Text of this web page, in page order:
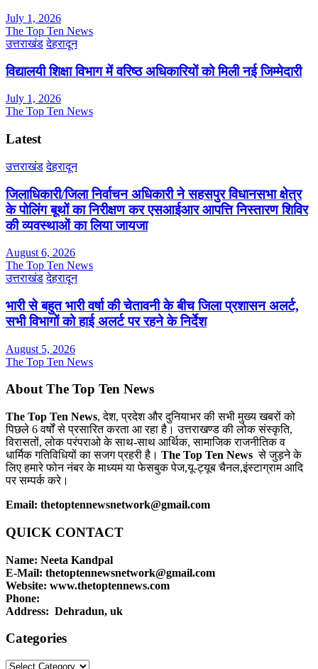
July 1, 2026
The Top Ten News
उत्तराखंड देहरादून
विद्यालयी शिक्षा विभाग में वरिष्ठ अधिकारियों को मिली नई जिम्मेदारी
July 1, 2026
The Top Ten News
Latest
उत्तराखंड देहरादून
जिलाधिकारी/जिला निर्वाचन अधिकारी ने सहसपुर विधानसभा क्षेत्र
के पोलिंग बूथों का निरीक्षण कर एसआईआर आपत्ति निस्तारण शिविर
की व्यवस्थाओं का लिया जायजा
August 6, 2026
The Top Ten News
उत्तराखंड देहरादून
भारी से बहुत भारी वर्षा की चेतावनी के बीच जिला प्रशासन अलर्ट,
सभी विभागों को हाई अलर्ट पर रहने के निर्देश
August 5, 2026
The Top Ten News
About The Top Ten News
The Top Ten News, देश, प्रदेश और दुनियाभर की सभी मुख्य खबरों को
पिछले 6 वर्षों से प्रसारित करता आ रहा है। उत्तराखण्ड की लोक संस्कृति,
विरासतों, लोक परंपराओ के साथ-साथ आर्थिक, सामाजिक राजनीतिक व
धार्मिक गतिविधियों का सजग प्रहरी है। The Top Ten News से जुड़ने के
लिए हमारे फोन नंबर के माध्यम या फेसबुक पेज,यू-ट्यूब चैनल,इंस्टाग्राम आदि
पर सम्पर्क करे।
Email: thetoptennewsnetwork@gmail.com
QUICK CONTACT
Name: Neeta Kandpal
E-Mail: thetoptennewsnetwork@gmail.com
Website: www.thetoptennews.com
Phone:
Address: Dehradun, uk
Categories
Categories